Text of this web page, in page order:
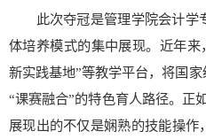
此次夺冠是管理学院会计学
体培养模式的集中展现。近年来
新实践基地”等教学平台，将国
“课赛融合”的特色育人路径。正
展现出的不仅是娴熟的技能操